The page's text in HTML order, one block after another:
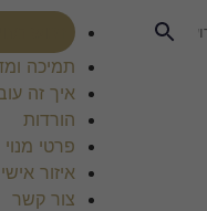
תמיכה
איך זה
הורדות
פרטי מנוי
איזור אישי
צור קשר